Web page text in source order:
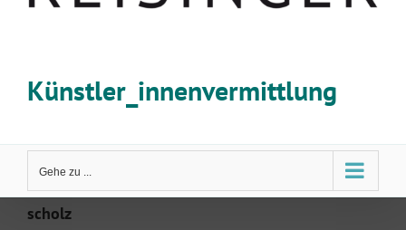
Künstler_innenvermittlung
Gehe zu ...
scholz